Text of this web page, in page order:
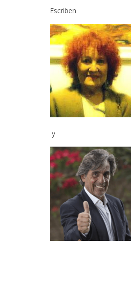
Escriben
y